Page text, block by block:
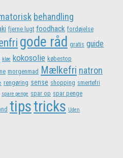
behandling
fjerne lugt foodhack fordøjelse
gode råd gratis guide
kløe kokosolie købestop
morgenmad Mælkefri natron
rengøring sense shopping smertefri
spare penge spar op spar penge
tipstricks Uden